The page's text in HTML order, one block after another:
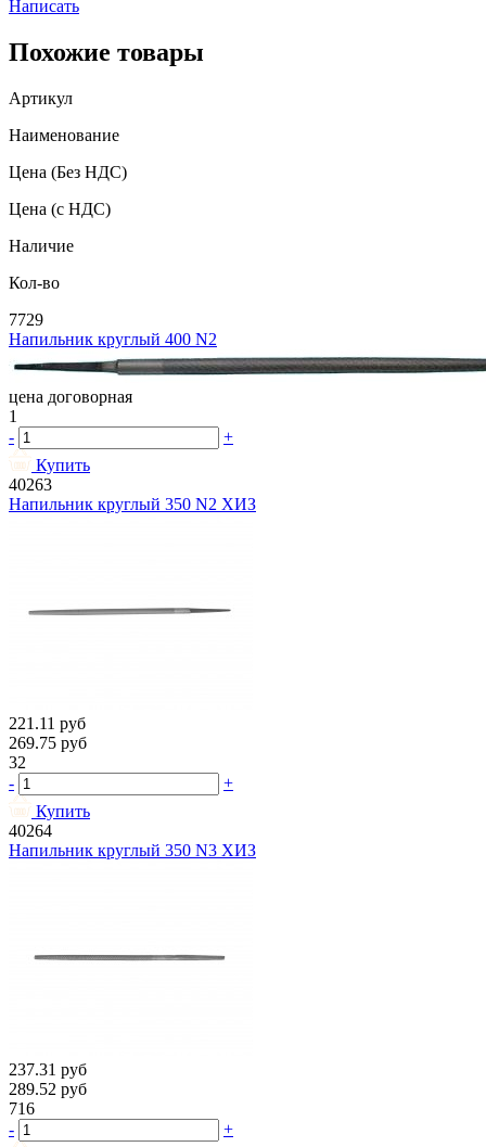
Написать
Похожие товары
Артикул
Наименование
Цена (Без НДС)
Цена (с НДС)
Наличие
Кол-во
7729
Напильник круглый 400 N2
цена договорная
1
-
+
Купить
40263
Напильник круглый 350 N2 ХИЗ
221.11 руб
269.75 руб
32
-
+
Купить
40264
Напильник круглый 350 N3 ХИЗ
237.31 руб
289.52 руб
716
-
+